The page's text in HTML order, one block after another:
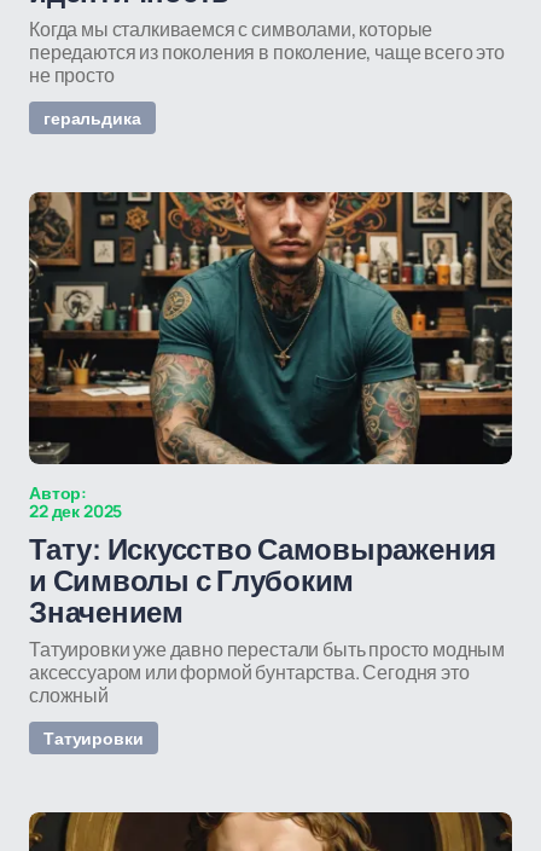
Когда мы сталкиваемся с символами, которые
передаются из поколения в поколение, чаще всего это
не просто
геральдика
Автор:
22 дек 2025
Тату: Искусство Самовыражения
и Символы с Глубоким
Значением
Татуировки уже давно перестали быть просто модным
аксессуаром или формой бунтарства. Сегодня это
сложный
Татуировки